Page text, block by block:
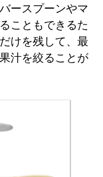
ースプーンやマ
こともできるた
けを残して、最
汁を絞ることが